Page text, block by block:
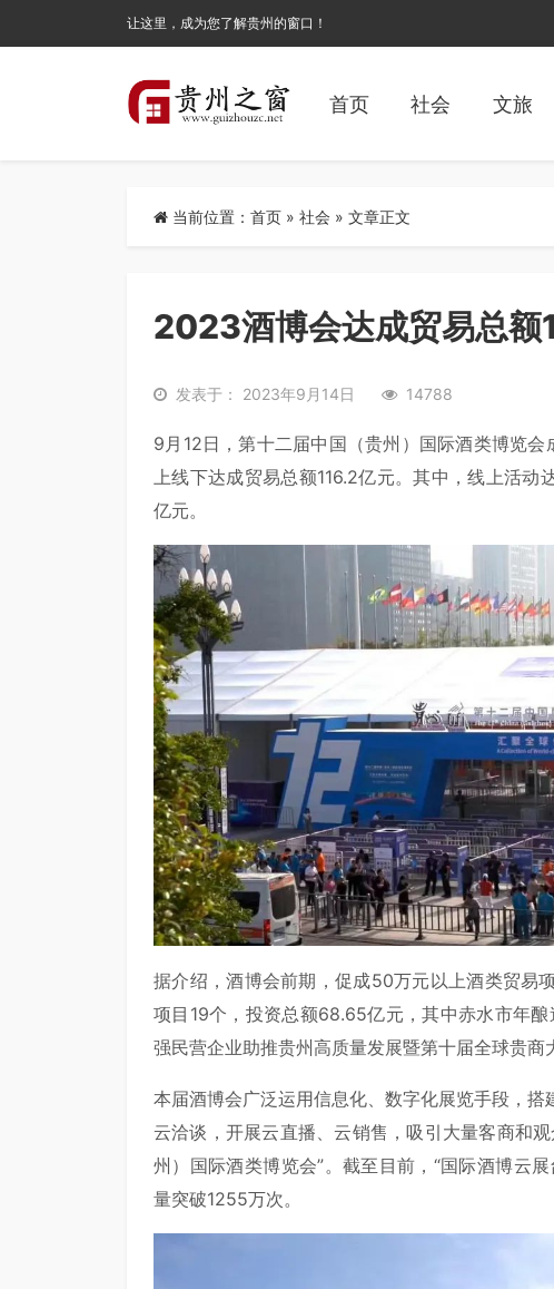
让这里，成为您了解贵州的窗口！
首页 社会 文旅
当前位置： 首页 » 社会 » 文章正文
2023酒博会达成贸易总额
发表于： 2023年9月14日 14788
9月12日，第十二届中国（贵州）国际酒类博览
上线下达成贸易总额116.2亿元。其中，线上活动
亿元。
据介绍，酒博会前期，促成50万元以上酒类贸易
项目19个，投资总额68.65亿元，其中赤水市年
强民营企业助推贵州高质量发展暨第十届全球贵商
本届酒博会广泛运用信息化、数字化展览手段，搭
云洽谈，开展云直播、云销售，吸引大量客商和
州）国际酒类博览会”。截至目前，“国际酒博云
量突破1255万次。